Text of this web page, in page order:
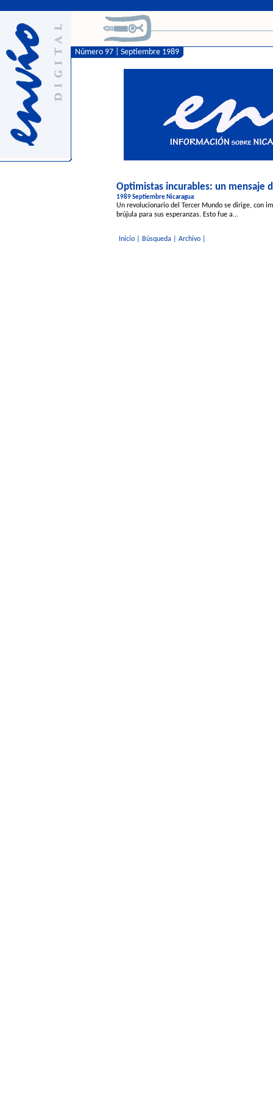
Número 97 | Septiembre 1989
Optimistas incurables: un mensaje
1989 Septiembre Nicaragua
Un revolucionario del Tercer Mundo se dirige, con
brújula para sus esperanzas. Esto fue a...
Inicio| Búsqueda Archivo|